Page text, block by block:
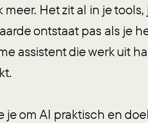
Het zit al in je
ontstaat pas als je
assistent die werk uit
je om AI praktisch en